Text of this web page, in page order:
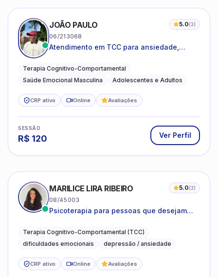
JOÃO PAULO 5.0(3)
06/213068
Atendimento em TCC para ansiedade,
emocional
Terapia Cognitivo-Comportamental
Saúde Emocional Masculina
Adolescentes e Adultos
CRP ativo Online Avaliações
SESSÃO
R$ 120 Ver Perfil
MARILICE LIRA RIBEIRO 5.0(3)
08/45003
Psicoterapia para pessoas que desejam
dificuldades do dia a dia
Terapia Cognitivo-Comportamental (TCC)
dificuldades emocionais
depressão / ansiedade
CRP ativo Online Avaliações